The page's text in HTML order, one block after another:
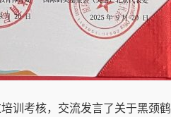
考核，交流发言了关于黑颈鹤